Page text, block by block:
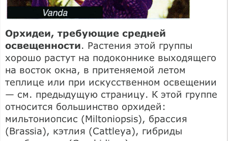
Орхидеи, требующие средней
освещенности. Растения этой группы
хорошо растут на подоконнике выходящего
на восток окна, в притеняемой летом
теплице или при искусственном освещении
— см. предыдущую страницу. К этой группе
относится большинство орхидей:
мильтониопсис (Miltoniopsis), брассия
(Brassia), кэтлия (Cattleya), гибриды